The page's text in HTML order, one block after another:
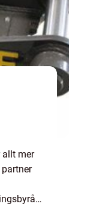
mer